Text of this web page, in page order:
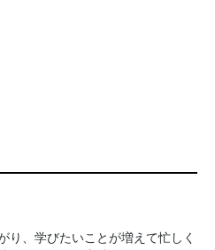
り、学びたいことが増えて忙しく